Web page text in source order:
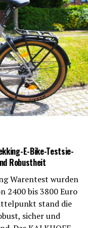
Dies sorgt für eine
vie­le sor­
Kei­ne Ket­te bedeu­
E-Bike-Test­sie­
Robustheit
Waren­test wur­den
2400 bis 3800 Euro
stand die
sicher und